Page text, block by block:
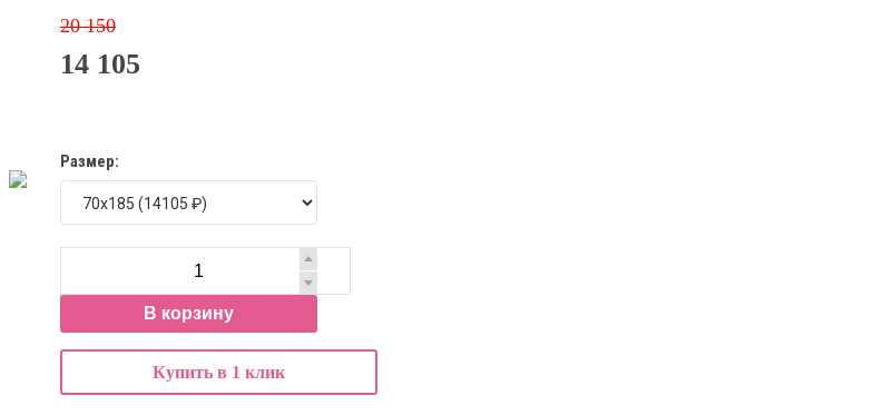
20 150
14 105
Размер:
В корзину
Купить в 1 клик